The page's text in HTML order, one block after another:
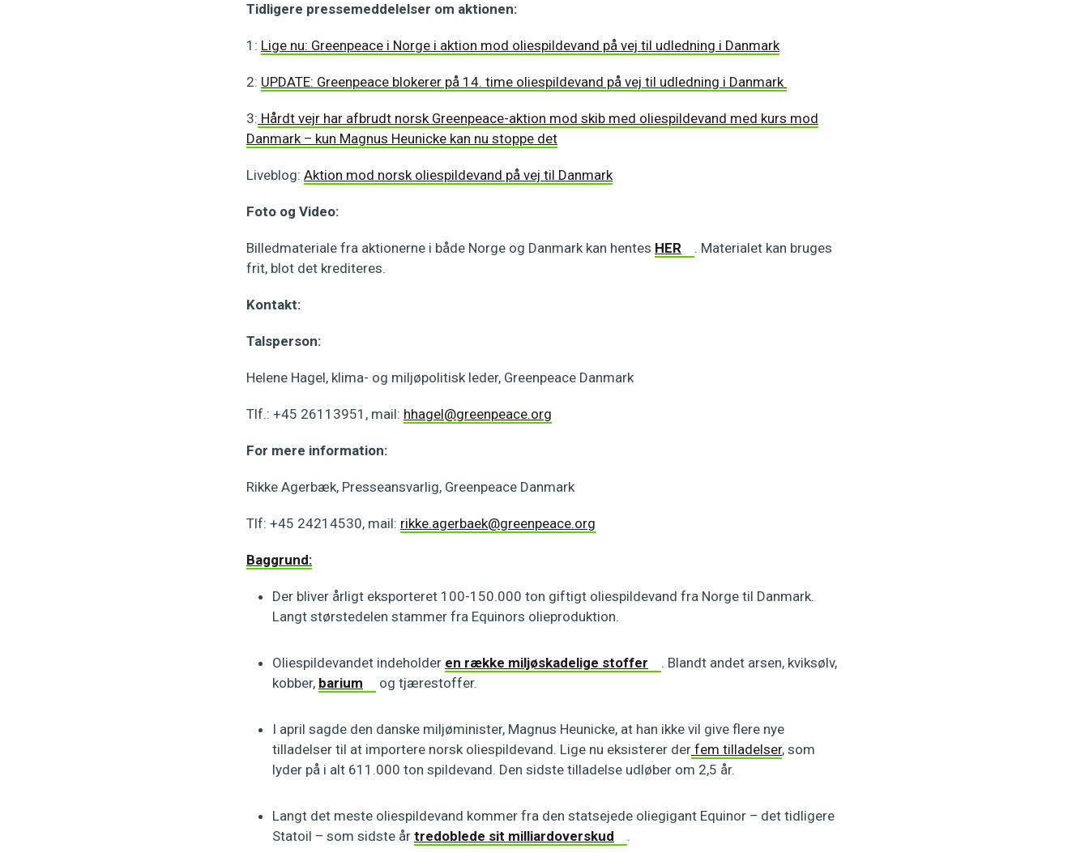
Tidligere pressemeddelelser om aktionen:
1: Lige nu: Greenpeace i Norge i aktion mod oliespildevand på vej til udledning i Danmark
2: UPDATE: Greenpeace blokerer på 14. time oliespildevand på vej til udledning i Danmark
3: Hårdt vejr har afbrudt norsk Greenpeace-aktion mod skib med oliespildevand med kurs mod
Danmark – kun Magnus Heunicke kan nu stoppe det
Liveblog: Aktion mod norsk oliespildevand på vej til Danmark
Foto og Video:
Billedmateriale fra aktionerne i både Norge og Danmark kan hentes HER
. Materialet kan bruges
frit, blot det krediteres.
Kontakt:
Talsperson:
Helene Hagel, klima- og miljøpolitisk leder, Greenpeace Danmark
Tlf.: +45 26113951, mail: hhagel@greenpeace.org
For mere information:
Rikke Agerbæk, Presseansvarlig, Greenpeace Danmark
Tlf: +45 24214530, mail: rikke.agerbaek@greenpeace.org
Baggrund:
Der bliver årligt eksporteret 100-150.000 ton giftigt oliespildevand fra Norge til Danmark.
Langt størstedelen stammer fra Equinors olieproduktion.
Oliespildevandet indeholder en række miljøskadelige stoffer
. Blandt andet arsen, kviksølv,
kobber, barium og tjærestoffer.
I april sagde den danske miljøminister, Magnus Heunicke, at han ikke vil give flere nye
tilladelser til at importere norsk oliespildevand. Lige nu eksisterer der fem tilladelser, som
lyder på i alt 611.000 ton spildevand. Den sidste tilladelse udløber om 2,5 år.
Langt det meste oliespildevand kommer fra den statsejede oliegigant Equinor – det tidligere
Statoil – som sidste år tredoblede sit milliardoverskud .